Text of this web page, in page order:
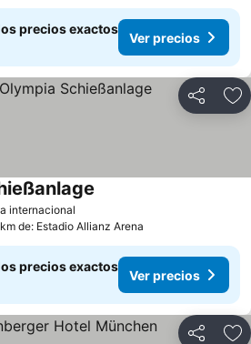
precios exactos
Ver precios
Compartir
internacional
de: Estadio Allianz Arena
precios exactos
Ver precios